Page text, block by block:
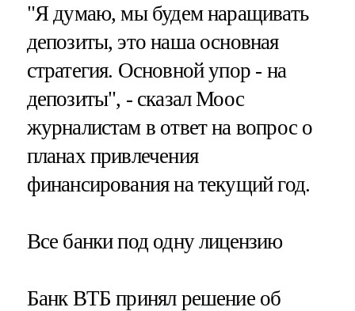
"Я думаю, мы будем наращивать
депозиты, это наша основная
стратегия. Основной упор - на
депозиты", - сказал Моос
журналистам в ответ на вопрос о
планах привлечения
финансирования на текущий год.
Все банки под одну лицензию
Банк ВТБ принял решение об